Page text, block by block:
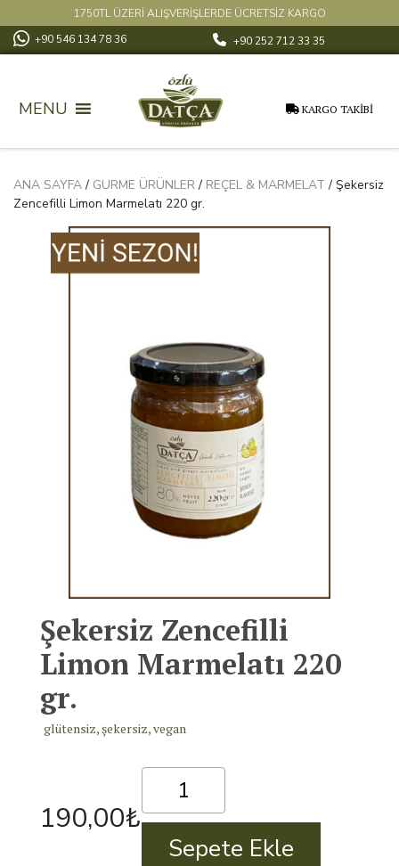
1750TL ÜZERİ ALIŞVERİŞLERDE ÜCRETSİZ KARGO
+90 546 134 78 36
+90 252 712 33 35
MENU KARGO TAKİBİ
ANA SAYFA/ GURME ÜRÜNLER/ REÇEL & MARMELAT / Şekersiz
Zencefilli Limon Marmelatı 220 gr.
Şekersiz Zencefilli
Limon Marmelatı 220
gr.
glütensiz, şekersiz, vegan
190,00₺
Zencefilli
Limon
Sepete Ekle